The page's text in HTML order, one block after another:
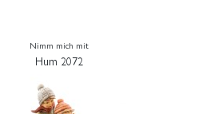
Nimm mich mit
Hum 2072